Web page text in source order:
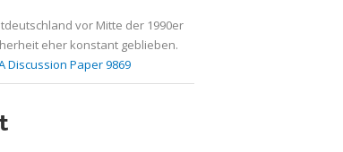
vor Mitte der 1990er
eher konstant geblieben.
Discussion Paper 9869